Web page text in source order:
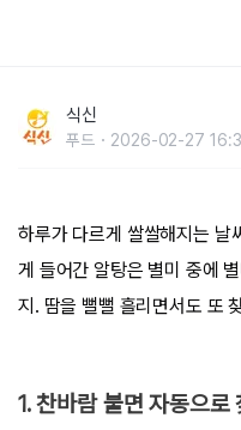
식신
푸드 2026-02-27
하루가 다르게 쌀쌀해지는 날
게 들어간 알탕은 별미 중에
지. 땀을 뻘뻘 흘리면서도 또
1. 찬바람 불면 자동으